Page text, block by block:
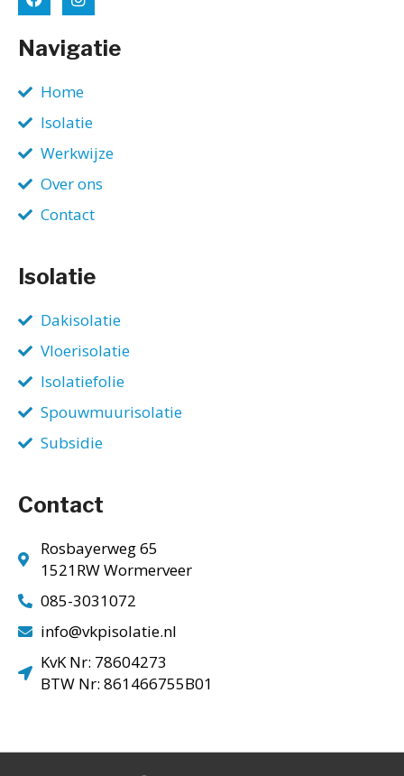
Navigatie
Home
Isolatie
Werkwijze
Over ons
Contact
Isolatie
Dakisolatie
Vloerisolatie
Isolatiefolie
Spouwmuurisolatie
Subsidie
Contact
Rosbayerweg 65
1521RW Wormerveer
085-3031072
info@vkpisolatie.nl
KvK Nr: 78604273
BTW Nr: 861466755B01